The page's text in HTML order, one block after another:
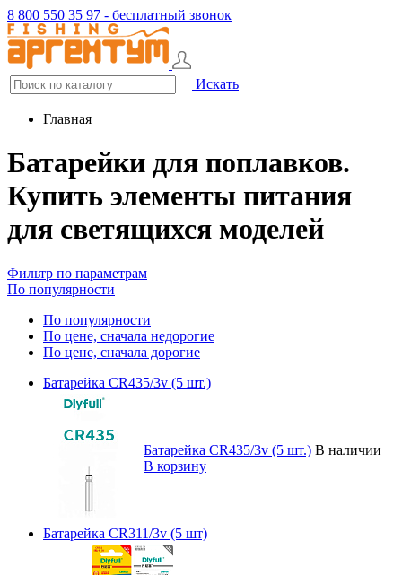
8 800 550 35 97 - бесплатный звонок
Искать
Главная
Батарейки для поплавков.
Купить элементы питания
для светящихся моделей
Фильтр по параметрам
По популярности
По популярности
По цене, сначала недорогие
По цене, сначала дорогие
Батарейка CR435/3v (5 шт.)
Батарейка CR435/3v (5 шт.) В наличии
В корзину
Батарейка CR311/3v (5 шт)